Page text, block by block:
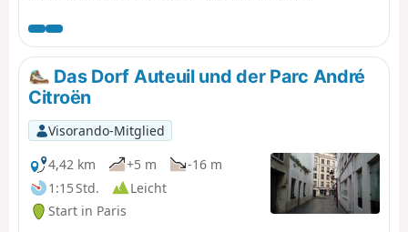
hergerichteten Abschnitte der ehemaligen
Eisenbahnstrecke, die Parks und Gärten sowie die vom
Verkehr abgeschirmten Gassen und Durchgänge in den
Vordergrund stellt.
Das Dorf Auteuil und der Parc André
Citroën
Visorando-Mitglied
4,42 km
+5 m
-16 m
1:15 Std.
Leicht
Start in Paris